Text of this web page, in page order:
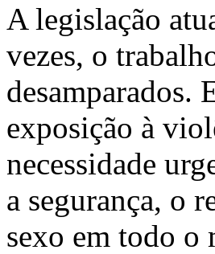
A legislação
vezes, o
desamparados.
exposição à
necessidade
a segurança, o
sexo em todo o